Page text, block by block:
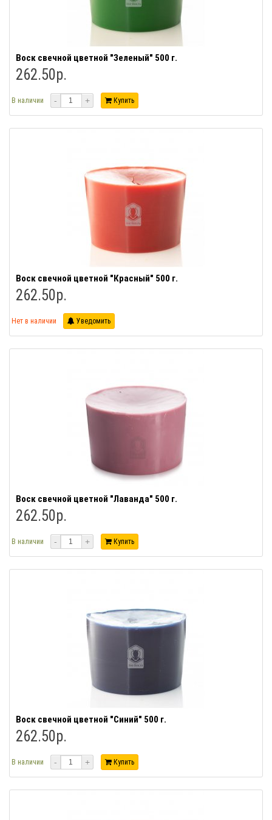
Воск свечной цветной "Зеленый" 500 г.
262.50р.
В наличии - + Купить
Воск свечной цветной "Красный" 500 г.
262.50р.
Нет в наличии Уведомить
Воск свечной цветной "Лаванда" 500 г.
262.50р.
В наличии - + Купить
Воск свечной цветной "Синий" 500 г.
262.50р.
В наличии - + Купить